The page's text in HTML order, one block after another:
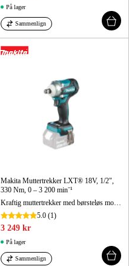
På lager
Sammenlign
Makita Muttertrekker LXT® 18V, 1/2",
330 Nm, 0 – 3 200 min⁻¹
5.0 (1)
3 249 kr
På lager
Sammenlign